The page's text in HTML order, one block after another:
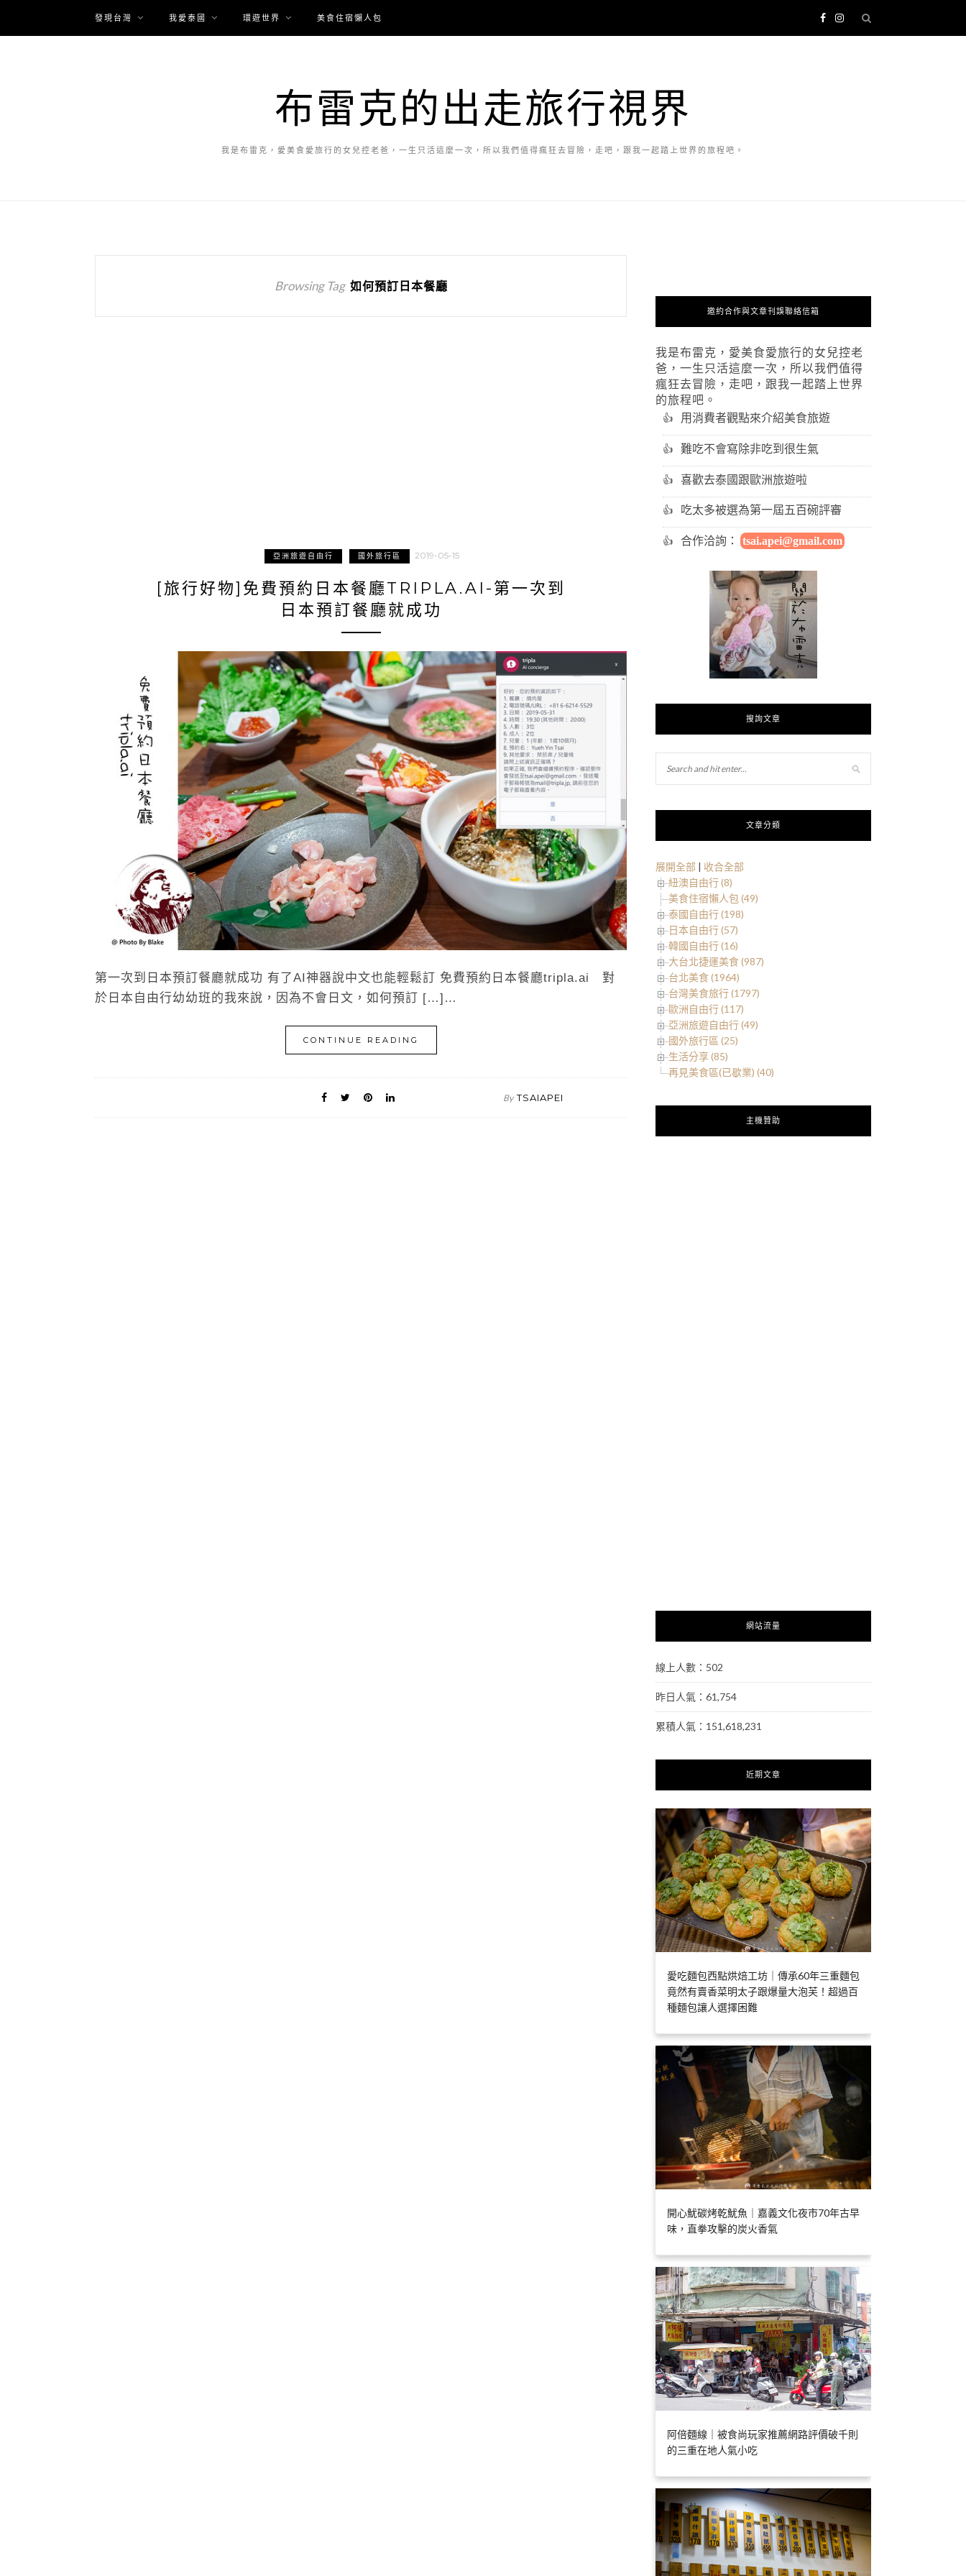
發現台灣 我愛泰國 環遊世界 美食住宿懶人包
布雷克的出走旅行視界
我是布雷克，愛美食愛旅行的女兒控老爸，一生只活這麼一次，所以我們值得瘋狂去冒險，走吧，跟我一起踏上世界的旅程吧。
Browsing Tag 如何預訂日本餐廳
亞洲旅遊自由行 國外旅行區 2019-05-15
[旅行好物]免費預約日本餐廳TRIPLA.AI-第一次到
日本預訂餐廳就成功
第一次到日本預訂餐廳就成功 有了AI神器說中文也能輕鬆訂 免費預約日本餐廳tripla.ai 對
於日本自由行幼幼班的我來說，因為不會日文，如何預訂 […]…
CONTINUE READING
By TSAIAPEI
邀約合作與文章刊誤聯絡信箱
我是布雷克，愛美食愛旅行的女兒控老
爸，一生只活這麼一次，所以我們值得
瘋狂去冒險，走吧，跟我一起踏上世界
的旅程吧。
用消費者觀點來介紹美食旅遊
難吃不會寫除非吃到很生氣
喜歡去泰國跟歐洲旅遊啦
吃太多被選為第一屆五百碗評審
合作洽詢： tsai.apei@gmail.com
搜詢文章
文章分類
展開全部 | 收合全部
紐澳自由行 (8)
美食住宿懶人包 (49)
泰國自由行 (198)
日本自由行 (57)
韓國自由行 (16)
大台北捷運美食 (987)
台北美食 (1964)
台灣美食旅行 (1797)
歐洲自由行 (117)
亞洲旅遊自由行 (49)
國外旅行區 (25)
生活分享 (85)
再見美食區(已歇業) (40)
主機贊助
網站流量
線上人數：502
昨日人氣：61,754
累積人氣：151,618,231
近期文章
愛吃麵包西點烘焙工坊｜傳承60年三重麵包
竟然有賣香菜明太子跟爆量大泡芙！超過百
種麵包讓人選擇困難
開心魷碳烤乾魷魚｜嘉義文化夜市70年古早
味，直拳攻擊的炭火香氣
阿倍麵線｜被食尚玩家推薦網路評價破千則
的三重在地人氣小吃